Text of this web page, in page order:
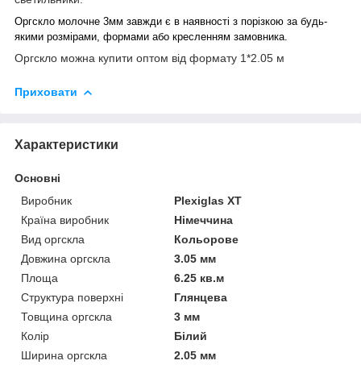
Оргскло молочне 3мм завжди є в наявності з порізкою за будь-
якими розмірами, формами або кресленням замовника.
Оргскло можна купити оптом від формату 1*2.05 м
Приховати
Характеристики
Основні
Виробник
Plexiglas XT
Країна виробник
Німеччина
Вид оргскла
Кольорове
Довжина оргскла
3.05 мм
Площа
6.25 кв.м
Структура поверхні
Глянцева
Товщина оргскла
3 мм
Колір
Білий
Ширина оргскла
2.05 мм